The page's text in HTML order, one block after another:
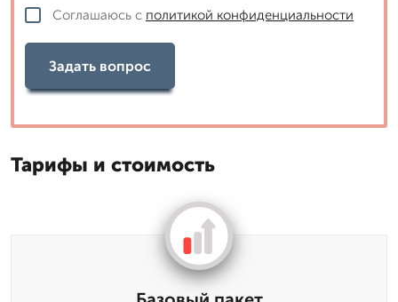
Соглашаюсь с политикой конфиденциальности
Задать вопрос
Тарифы и стоимость